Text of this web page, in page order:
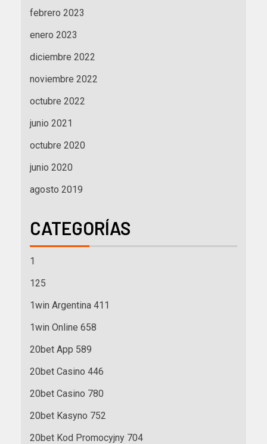
febrero 2023
enero 2023
diciembre 2022
noviembre 2022
octubre 2022
junio 2021
octubre 2020
junio 2020
agosto 2019
CATEGORÍAS
1
125
1win Argentina 411
1win Online 658
20bet App 589
20bet Casino 446
20bet Casino 780
20bet Kasyno 752
20bet Kod Promocyjny 704